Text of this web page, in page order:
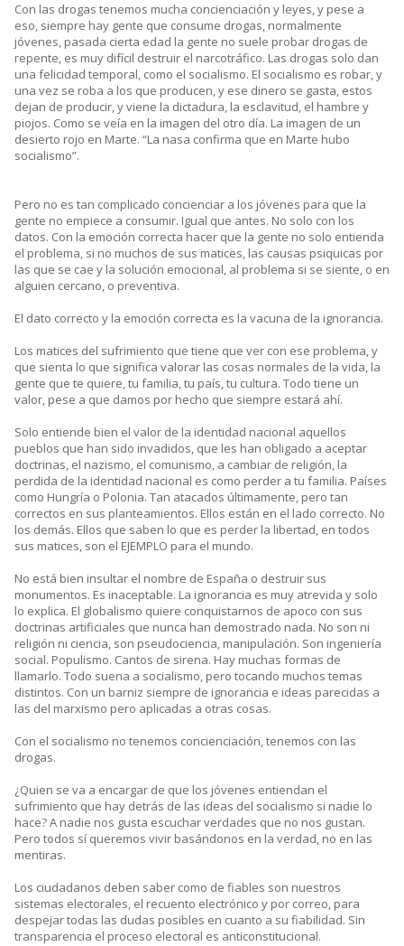
Con las drogas tenemos mucha concienciación y leyes, y pese a
eso, siempre hay gente que consume drogas, normalmente
jóvenes, pasada cierta edad la gente no suele probar drogas de
repente, es muy difícil destruir el narcotráfico. Las drogas solo dan
una felicidad temporal, como el socialismo. El socialismo es robar, y
una vez se roba a los que producen, y ese dinero se gasta, estos
dejan de producir, y viene la dictadura, la esclavitud, el hambre y
piojos. Como se veía en la imagen del otro día. La imagen de un
desierto rojo en Marte. “La nasa confirma que en Marte hubo
socialismo”.
Pero no es tan complicado concienciar a los jóvenes para que la
gente no empiece a consumir. Igual que antes. No solo con los
datos. Con la emoción correcta hacer que la gente no solo entienda
el problema, si no muchos de sus matices, las causas psiquicas por
las que se cae y la solución emocional, al problema si se siente, o en
alguien cercano, o preventiva.
El dato correcto y la emoción correcta es la vacuna de la ignorancia.
Los matices del sufrimiento que tiene que ver con ese problema, y
que sienta lo que significa valorar las cosas normales de la vida, la
gente que te quiere, tu familia, tu país, tu cultura. Todo tiene un
valor, pese a que damos por hecho que siempre estará ahí.
Solo entiende bien el valor de la identidad nacional aquellos
pueblos que han sido invadidos, que les han obligado a aceptar
doctrinas, el nazismo, el comunismo, a cambiar de religión, la
perdida de la identidad nacional es como perder a tu familia. Países
como Hungría o Polonia. Tan atacados últimamente, pero tan
correctos en sus planteamientos. Ellos están en el lado correcto. No
los demás. Ellos que saben lo que es perder la libertad, en todos
sus matices, son el EJEMPLO para el mundo.
No está bien insultar el nombre de España o destruir sus
monumentos. Es inaceptable. La ignorancia es muy atrevida y solo
lo explica. El globalismo quiere conquistarnos de apoco con sus
doctrinas artificiales que nunca han demostrado nada. No son ni
religión ni ciencia, son pseudociencia, manipulación. Son ingeniería
social. Populismo. Cantos de sirena. Hay muchas formas de
llamarlo. Todo suena a socialismo, pero tocando muchos temas
distintos. Con un barniz siempre de ignorancia e ideas parecidas a
las del marxismo pero aplicadas a otras cosas.
Con el socialismo no tenemos concienciación, tenemos con las
drogas.
¿Quien se va a encargar de que los jóvenes entiendan el
sufrimiento que hay detrás de las ideas del socialismo si nadie lo
hace? A nadie nos gusta escuchar verdades que no nos gustan.
Pero todos sí queremos vivir basándonos en la verdad, no en las
mentiras.
Los ciudadanos deben saber como de fiables son nuestros
sistemas electorales, el recuento electrónico y por correo, para
despejar todas las dudas posibles en cuanto a su fiabilidad. Sin
transparencia el proceso electoral es anticonstitucional.